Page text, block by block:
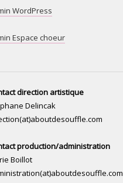
WordPress
Espace choeur
direction artistique
Delincak
production/administration
Boillot